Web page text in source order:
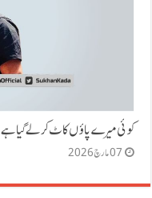
کوئی میرے پاؤں کاٹ کر لے گیا ہے
07 مارچ 2026